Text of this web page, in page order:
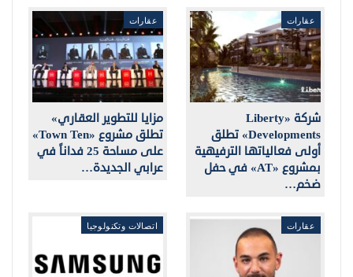
عقارات
شركة «Liberty
Developments» تطلق
أولى فعالياتها الترفيهية
بمشروع «AT» في حفل
ضخم…
عقارات
مزايا للتطوير العقاري»
تطلق مشروع «Town Ten»
على مساحة 25 فداناً في
عرابي الجديدة…
عقارات اتصالات وتكنولوجيا